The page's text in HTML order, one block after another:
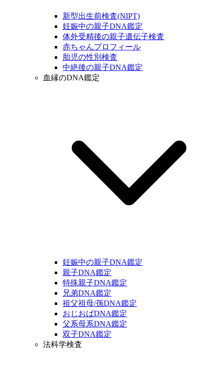
新型出生前検査(NIPT)
妊娠中の親子DNA鑑定
体外受精後の親子遺伝子検査
赤ちゃんプロフィール
胎児の性別検査
中絶後の親子DNA鑑定
血縁のDNA鑑定
妊娠中の親子DNA鑑定
親子DNA鑑定
特殊親子DNA鑑定
兄弟DNA鑑定
祖父祖母/孫DNA鑑定
おじおばDNA鑑定
父系母系DNA鑑定
双子DNA鑑定
法科学検査